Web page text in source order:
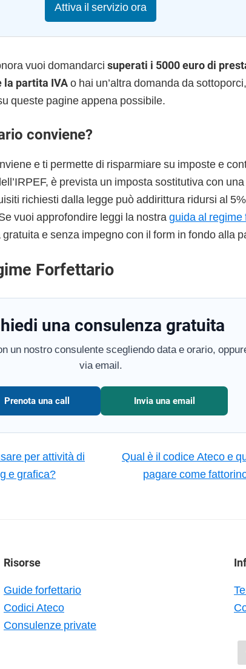
Attiva il servizio ora
vuoi domandarci superati i 5000 euro di
la partita IVAo hai un’altra domanda da
queste pagine appena possibile.
conviene?
e ti permette di risparmiare su imposte e
è prevista un imposta sostitutiva con
richiesti dalla legge può addirittura ridursi al
vuoi approfondire leggi la nostra guida al regime
e senza impegno con il form in fondo alla
Forfettario
una consulenza gratuita
un nostro consulente scegliendo data e orario,
via email.
Prenota una call Invia una email
per attività di
e grafica?
Qual è il codice Ateco e
pagare come
Risorse
Guide forfettario
Codici Ateco
Consulenze private